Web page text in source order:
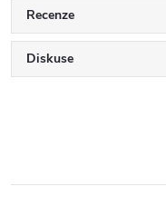
Recenze
Diskuse